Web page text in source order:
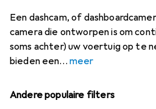
Een dashcam, of
camera die ontworpen is om
soms achter) uw voertuig op te
bieden een
meer
Andere populaire filters